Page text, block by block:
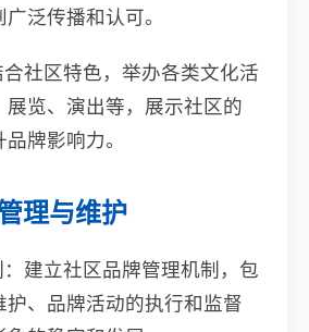
泛传播和认可。
社区特色，举办各类文化活
展览、演出等，展示社区的
牌影响力。
理与维护
建立社区品牌管理机制，包
、品牌活动的执行和监督